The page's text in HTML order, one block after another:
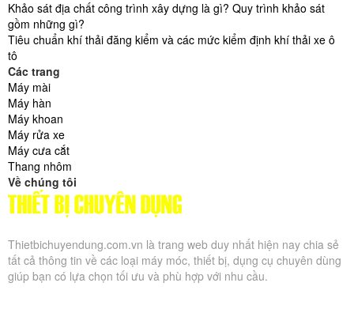
Khảo sát địa chất công trình xây dựng là gì? Quy trình khảo sát
gồm những gì?
Tiêu chuẩn khí thải đăng kiểm và các mức kiểm định khí thải xe ô
tô
Các trang
Máy mài
Máy hàn
Máy khoan
Máy rửa xe
Máy cưa cắt
Thang nhôm
Về chúng tôi
Thietbichuyendung.com.vn là trang web duy nhất hiện nay chia sẻ
tất cả thông tin về các loại máy móc, thiết bị, dụng cụ chuyên dùng
giúp bạn có lựa chọn tối ưu và phù hợp với nhu cầu.